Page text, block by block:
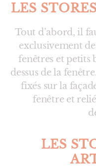
LES
Tout d’abord, il
exclusivement
fenêtres et petits
dessus de la
fixés sur la
fenêtre et
LES